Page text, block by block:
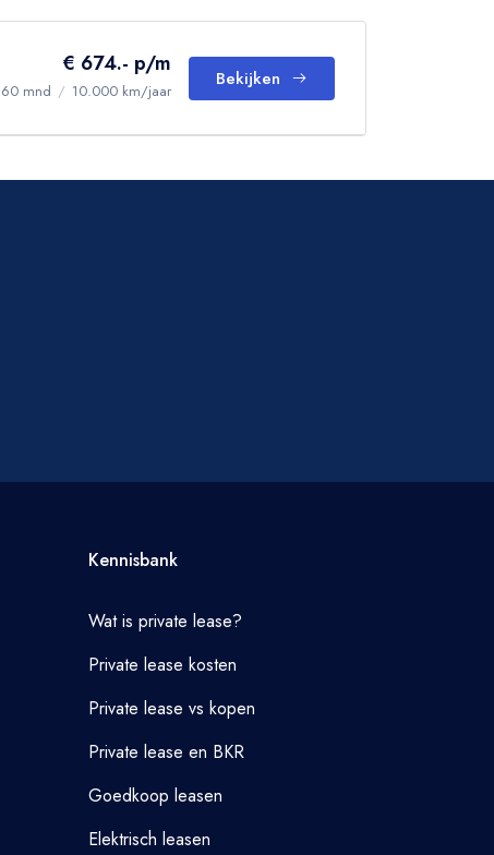
€ 674.- p/m
60 mnd / 10.000 km/jaar
Bekijken
Kennisbank
Wat is private lease?
Private lease kosten
Private lease vs kopen
Private lease en BKR
Goedkoop leasen
Elektrisch leasen